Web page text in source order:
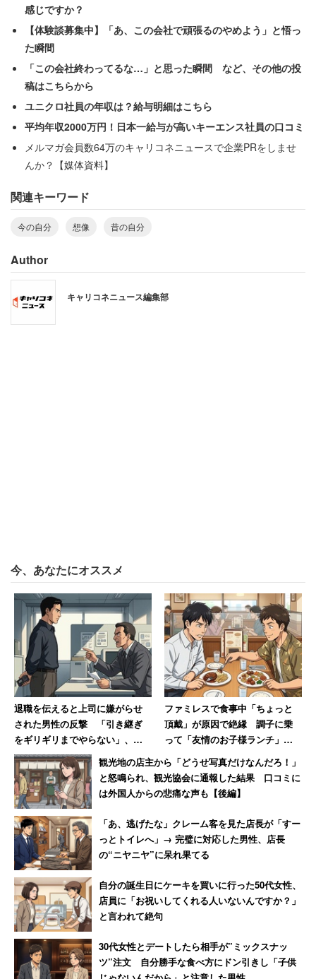
いまの年齢や自分自身についてどう思いますか？
一方、高校生の時に「おじさん」だと思った年齢は平均
共の場での図々しい態度」（25.3％）と続く。
10代に限ると「知識が古い」が36％で、他の年代より10
ポイント以上高い。30代から50代の男女900人から「おじ
さん・おばさんだと思われないように取り組んでいるこ
と」として多く挙げたのは、「外見を整える」
（49.3％）、「定期的に運動する」（22.8％）だった。身
体や外見を磨くだけでなく、新しい情報に触れるよう心が
けることも必要になるようだ。
「思っていたより体力ある」とポジティブな
感想持つ人も3割
「小さい頃に思っていた現在の年齢」と「現在の自身」を
比較してどう感じるかを聞くと、1位は「思っていたより
もお金がない」（37.8％）。2位以降「思っていたよりも
未熟だ」（35.7％）、「思っていたよりも体力がない」
（28.1％）「思っていたよりも若い」（27.1％）と続く。
感じですか？
【体験談募集中】「あ、この会社で頑張るのやめよう」と悟っ
た瞬間
「この会社終わってるな…」と思った瞬間 など、その他の投
稿はこちらから
ユニクロ社員の年収は？給与明細はこちら
平均年収2000万円！日本一給与が高いキーエンス社員の口コミ
メルマガ会員数64万のキャリコネニュースで企業PRをしませ
んか？【媒体資料】
関連キーワード
今の自分 想像 昔の自分
Author
キャリコネニュース編集部
今、あなたにオススメ
退職を伝えると上司に嫌がらせ
された男性の反撃 「引き継ぎ
をギリギリまでやらない」、し
かも「ちゃんと録音しました」
ファミレスで食事中「ちょっと
頂戴」が原因で絶縁 調子に乗
って「友情のお子様ランチ」を
作ってSNSで“プチバズ”した友
人の末路
観光地の店主から「どうせ写真だけなんだろ！」
と怒鳴られ、観光協会に通報した結果 口コミに
は外国人からの悲痛な声も【後編】
「あ、逃げたな」クレーム客を見た店長が「すー
っとトイレへ」→ 完璧に対応した男性、店長
の“ニヤニヤ”に呆れ果てる
自分の誕生日にケーキを買いに行った50代女性、
店員に「お祝いしてくれる人いないんですか？」
と言われて絶句
30代女性とデートしたら相手が”ミックスナッ
ツ”注文 自分勝手な食べ方にドン引きし「子供